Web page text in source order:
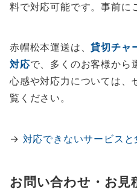
料で対応可能です。事前に
赤帽松本運送は、貸切チャ
対応で、多くのお客様から
心感や対応力については、
覧ください。
→ 対応できないサービス
お問い合わせ・お見